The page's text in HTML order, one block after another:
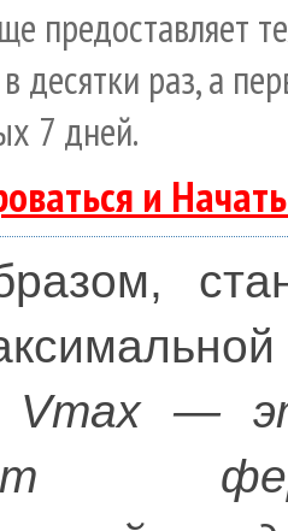
предоставляет
десятки раз, а
7 дней.
и
Vmах —